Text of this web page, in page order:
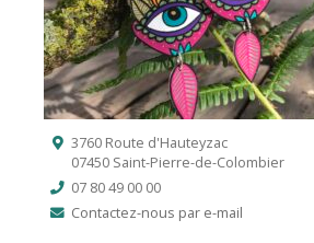
3760 Route d'Hauteyzac
07450 Saint-Pierre-de-Colombier
07 80 49 00 00
Contactez-nous par e-mail